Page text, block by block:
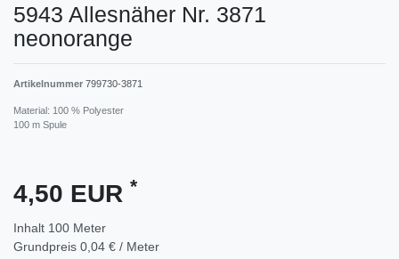
5943 Allesnäher Nr. 3871
neonorange
Artikelnummer 799730-3871
Material: 100 % Polyester
100 m Spule
4,50 EUR *
Inhalt 100 Meter
Grundpreis 0,04 € / Meter